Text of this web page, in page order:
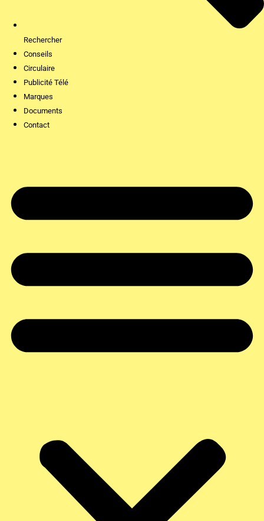
Rechercher
Conseils
Circulaire
Publicité Télé
Marques
Documents
Contact